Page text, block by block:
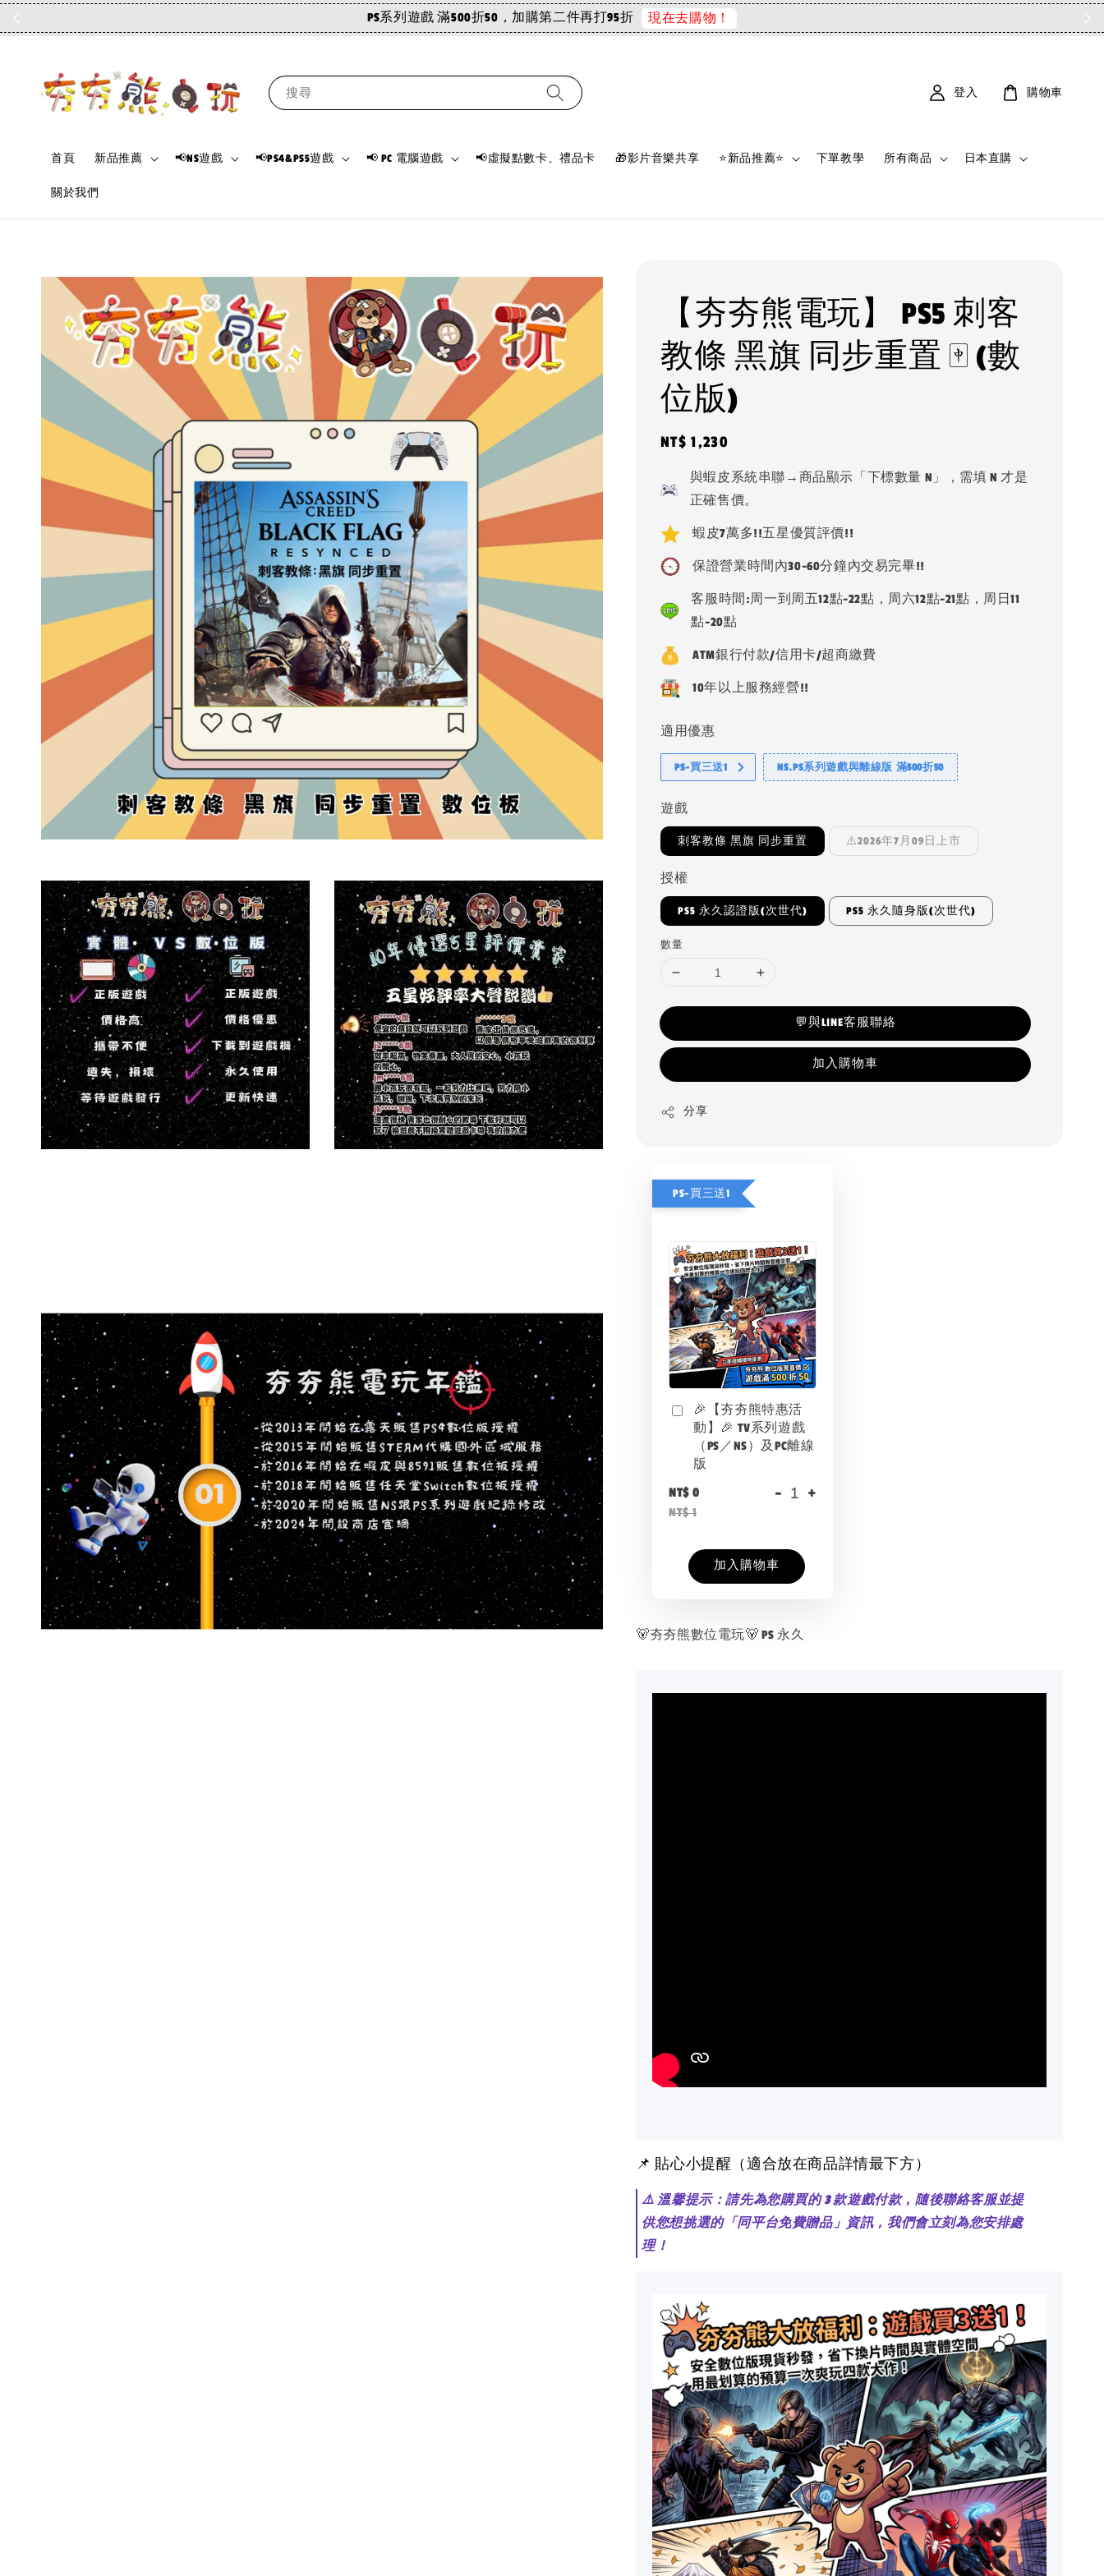
PS系列遊戲 滿500折50，加購第二件再打95折 現在去購物！
搜尋
首頁 新品推薦 📢NS遊戲 📢PS4&PS5遊戲 📢 PC 電腦遊戲 📢虛擬點數卡、禮品卡 🎁影片音樂共享 ⭐新品推薦⭐ 下單教學 所有商品 日本直購
關於我們
登入 購物車
【夯夯熊電玩】 PS5 刺客
教條 黑旗 同步重置 🀄 (數
位版)
Regular
price
NT$ 1,230
與蝦皮系統串聯→商品顯示「下標數量 N」，需填 N 才是
正確售價。
蝦皮7萬多!!五星優質評價!!
保證營業時間內30-60分鐘內交易完畢!!
客服時間:周一到周五12點-22點，周六12點-21點，周日11
點-20點
ATM銀行付款/信用卡/超商繳費
10年以上服務經營!!
適用優惠
PS-買三送1 NS.PS系列遊戲與離線版 滿500折50
遊戲
刺客教條 黑旗 同步重置 ⚠️2026年7月09日上市
授權
PS5 永久認證版(次世代) PS5 永久隨身版(次世代)
數量
💬與LINE客服聯絡
加入購物車
分享
PS-買三送1
🎉【夯夯熊特惠活
動】🎉 TV系列遊戲
（PS／NS）及PC離線
版
NT$ 0
NT$ 1
- +
加入購物車
🐻夯夯熊數位電玩🐻 PS 永久
📌 貼心小提醒（適合放在商品詳情最下方）
⚠️ 溫馨提示：請先為您購買的 3 款遊戲付款，隨後聯絡客服並提
供您想挑選的「同平台免費贈品」資訊，我們會立刻為您安排處
理！